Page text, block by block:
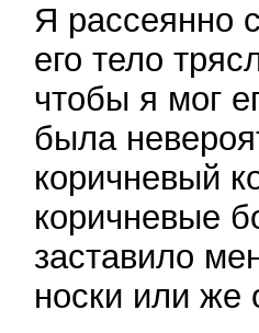
Я рассеянно
его тело
чтобы я мог
была
коричневый
коричневые
заставило
носки или же